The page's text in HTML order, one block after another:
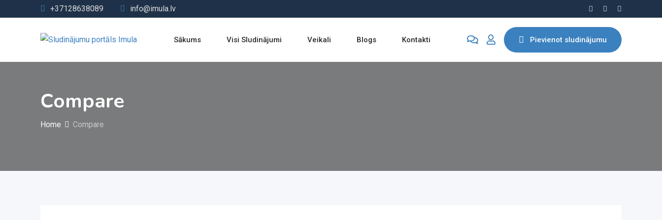
to
+37128638089 info@imula.lv
Sākums Visi Sludinājumi Veikali Blogs Kontakti Pievienot sludinājumu
Compare
Home Compare